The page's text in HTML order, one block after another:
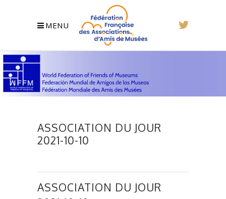
MENU
ASSOCIATION DU JOUR
2021-10-10
ASSOCIATION DU JOUR